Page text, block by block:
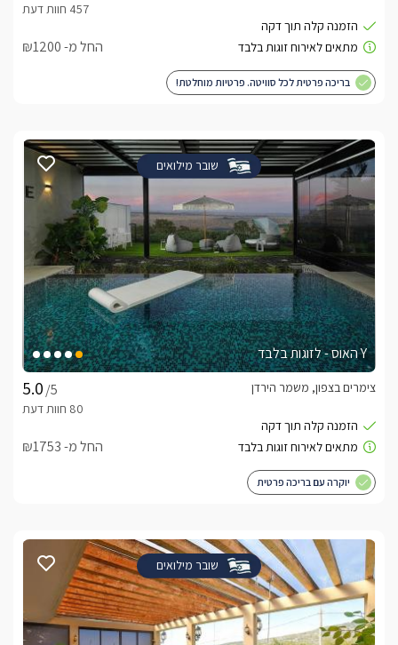
החל מ- ₪1200
בריכה פרטית לכל סוויטה. פרטיות מוחלטת!
שובר מילואים
Y האוס - לזוגות בלבד
/5
צימרים בצפון, משמר הירדן
החל מ- ₪1753
יוקרה עם בריכה פרטית
שובר מילואים